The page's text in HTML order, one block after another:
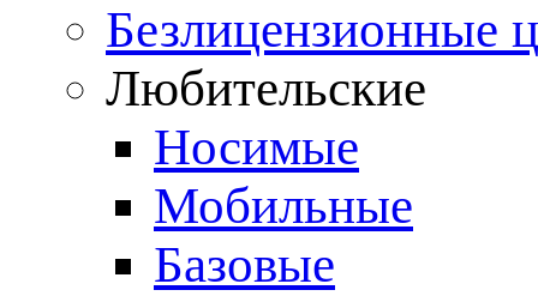
Безлицензионные
Любительские
Носимые
Мобильные
Базовые